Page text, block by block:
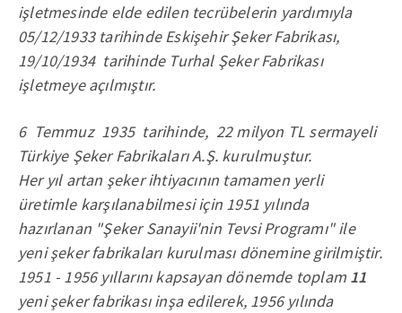
işletmesinde elde edilen tecrübelerin yardımıyla
05/12/1933 tarihinde Eskişehir Şeker Fabrikası,
19/10/1934 tarihinde Turhal Şeker Fabrikası
işletmeye açılmıştır.
6 Temmuz 1935 tarihinde, 22 milyon TL sermayeli
Türkiye Şeker Fabrikaları A.Ş. kurulmuştur.
Her yıl artan şeker ihtiyacının tamamen yerli
üretimle karşılanabilmesi için 1951 yılında
hazırlanan "Şeker Sanayii'nin Tevsi Programı" ile
yeni şeker fabrikaları kurulması dönemine girilmiştir.
1951 - 1956 yıllarını kapsayan dönemde toplam 11
yeni şeker fabrikası inşa edilerek, 1956 yılında